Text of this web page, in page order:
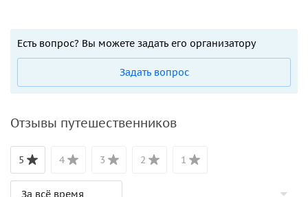
Есть вопрос? Вы можете задать его организатору
Задать вопрос
Отзывы путешественников
5 4 3 2 1